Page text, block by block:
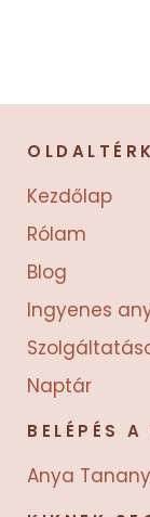
Kezdőlap
Rólam
Blog
Ingyenes
Naptár
BELÉPÉS
Anya